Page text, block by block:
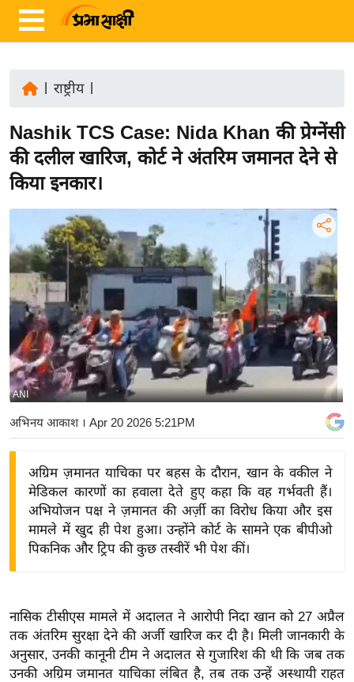
ज़ा
ख
ब
र
ष्ट्री
य
अं
त
र्रा
ष्ट्री
य
बि
ज़
ने
द्यो
वि
शे
ष
ज्ञ
राष्ट्रीय|
Nashik TCS Case: Nida Khan की प्रेग्नेंसी
की दलील खारिज, कोर्ट ने अंतरिम जमानत देने से
किया इनकार।
ANI
अभिनय आकाश। Apr 20 2026 5:21PM
अग्रिम ज़मानत याचिका पर बहस के दौरान, खान के वकील ने
मेडिकल कारणों का हवाला देते हुए कहा कि वह गर्भवती हैं।
अभियोजन पक्ष ने ज़मानत की अर्ज़ी का विरोध किया और इस
मामले में खुद ही पेश हुआ। उन्होंने कोर्ट के सामने एक बीपीओ
पिकनिक और ट्रिप की कुछ तस्वीरें भी पेश कीं।
नासिक टीसीएस मामले में अदालत ने आरोपी निदा खान को 27 अप्रैल
तक अंतरिम सुरक्षा देने की अर्जी खारिज कर दी है। मिली जानकारी के
अनुसार, उनकी कानूनी टीम ने अदालत से गुजारिश की थी कि जब तक
उनकी अग्रिम जमानत याचिका लंबित है, तब तक उन्हें अस्थायी राहत